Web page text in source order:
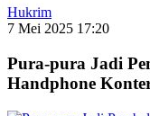
Hukrim
7 Mei 2025 17:20
Pura-pura Jadi
Handphone